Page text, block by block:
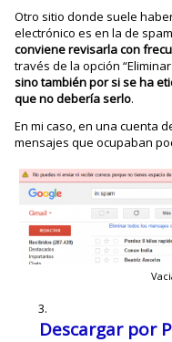
Otro sitio donde suele
electrónico es en la de
conviene revisarla con
través de la opción
sino también por si se ha
que no debería serlo.
En mi caso, en una cuenta
mensajes que ocupaban
Descargar por